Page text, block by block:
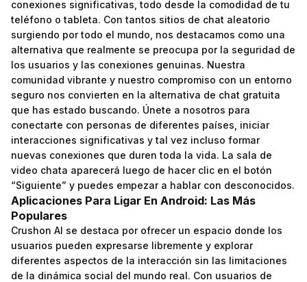
conexiones significativas, todo desde la comodidad de tu
teléfono o tableta. Con tantos sitios de chat aleatorio
surgiendo por todo el mundo, nos destacamos como una
alternativa que realmente se preocupa por la seguridad de
los usuarios y las conexiones genuinas. Nuestra
comunidad vibrante y nuestro compromiso con un entorno
seguro nos convierten en la alternativa de chat gratuita
que has estado buscando. Únete a nosotros para
conectarte con personas de diferentes países, iniciar
interacciones significativas y tal vez incluso formar
nuevas conexiones que duren toda la vida. La sala de
video chata aparecerá luego de hacer clic en el botón
“Siguiente” y puedes empezar a hablar con desconocidos.
Aplicaciones Para Ligar En Android: Las Más
Populares
Crushon AI se destaca por ofrecer un espacio donde los
usuarios pueden expresarse libremente y explorar
diferentes aspectos de la interacción sin las limitaciones
de la dinámica social del mundo real. Con usuarios de